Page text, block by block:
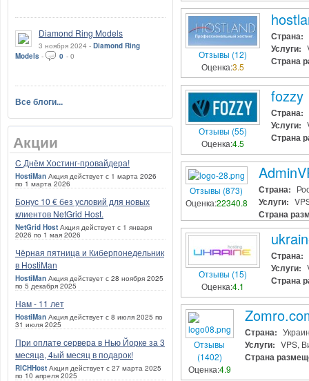
Diamond Ring Models
3 ноября 2024 - Diamond Ring
Models - 0 - 0
Все блоги...
Акции
C Днём Хостинг-провайдера!
HostiMan Акция действует с 1 марта 2026
по 1 марта 2026
Бонус 10 € без условий для новых
клиентов NetGrid Host.
NetGrid Host Акция действует с 1 января
2026 по 1 мая 2026
Чёрная пятница и Киберпонедельник
в HostiMan
HostiMan Акция действует с 28 ноября 2025
по 5 декабря 2025
Нам - 11 лет
HostiMan Акция действует с 8 июля 2025 по
31 июля 2025
При оплате сервера в Нью Йорке за 3
месяца, 4ый месяц в подарок!
RICHHost Акция действует с 27 марта 2025
по 10 апреля 2025
Отзывы (12)
Оценка:3.5
Страна:
Услуги:
Страна
Отзывы (55)
Оценка:4.5
fozzy
Страна:
Услуги:
Страна
Отзывы (873)
Оценка:22340.8
Страна:
Услуги:
Страна
Отзывы (15)
Оценка:4.1
Страна:
Услуги:
Страна
Отзывы
(1402)
Оценка:4.9
Страна:
Услуги: VPS,
Страна